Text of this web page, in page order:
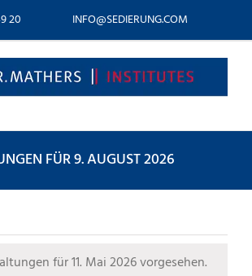
20 INFO@SEDIERUNG.COM
FÜR 9. AUGUST 2026
für 11. Mai 2026 vorgesehen.